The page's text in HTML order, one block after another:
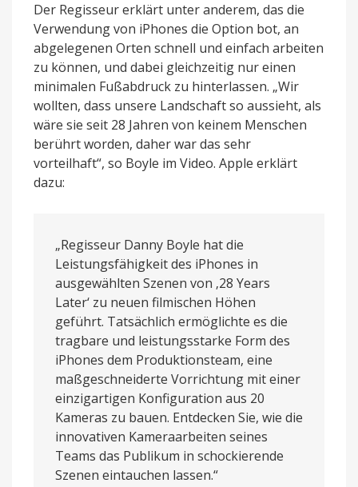
Der Regisseur erklärt unter anderem, das die
Verwendung von iPhones die Option bot, an
abgelegenen Orten schnell und einfach arbeiten
zu können, und dabei gleichzeitig nur einen
minimalen Fußabdruck zu hinterlassen. „Wir
wollten, dass unsere Landschaft so aussieht, als
wäre sie seit 28 Jahren von keinem Menschen
berührt worden, daher war das sehr
vorteilhaft“, so Boyle im Video. Apple erklärt
dazu:
„Regisseur Danny Boyle hat die
Leistungsfähigkeit des iPhones in
ausgewählten Szenen von ‚28 Years
Later‘ zu neuen filmischen Höhen
geführt. Tatsächlich ermöglichte es die
tragbare und leistungsstarke Form des
iPhones dem Produktionsteam, eine
maßgeschneiderte Vorrichtung mit einer
einzigartigen Konfiguration aus 20
Kameras zu bauen. Entdecken Sie, wie die
innovativen Kameraarbeiten seines
Teams das Publikum in schockierende
Szenen eintauchen lassen.“